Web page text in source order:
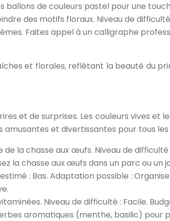
ballons de couleurs pastel pour une
des motifs floraux. Niveau de
Faites appel à un calligraphe
et florales, reflétant la beauté du
et de surprises. Les couleurs vives et
et divertissantes pour tous les
la chasse aux œufs. Niveau de difficulté
la chasse aux œufs dans un parc ou
: Bas. Adaptation possible :
Niveau de difficulté : Facile.
aromatiques (menthe, basilic) pour